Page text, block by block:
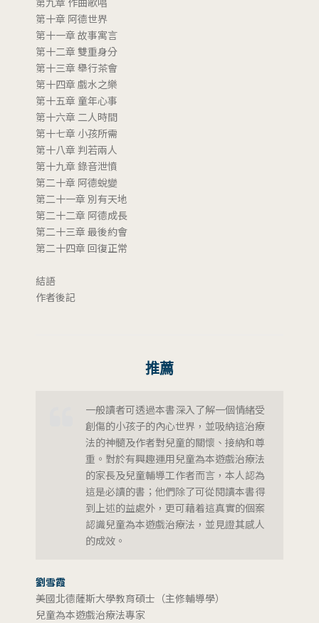
第十章 阿德世界
第十一章 故事寓言
第十二章 雙重身分
第十三章 舉行茶會
第十四章 戲水之樂
第十五章 童年心事
第十六章 二人時間
第十七章 小孩所需
第十八章 判若兩人
第十九章 錄音泄憤
第二十章 阿德蛻變
第二十一章 別有天地
第二十二章 阿德成長
第二十三章 最後約會
第二十四章 回復正常
結語
作者後記
推薦
一般讀者可透過本書深入了解一個情緒受
創傷的小孩子的內心世界，並吸納這治療
法的神髓及作者對兒童的關懷、接納和尊
重。對於有興趣運用兒童為本遊戲治療法
的家長及兒童輔導工作者而言，本人認為
這是必讀的書；他們除了可從閱讀本書得
到上述的益處外，更可藉着這真實的個案
認識兒童為本遊戲治療法，並見證其感人
的成效。
劉雪霞
美國北德薩斯大學教育碩士（主修輔導學）
兒童為本遊戲治療法專家